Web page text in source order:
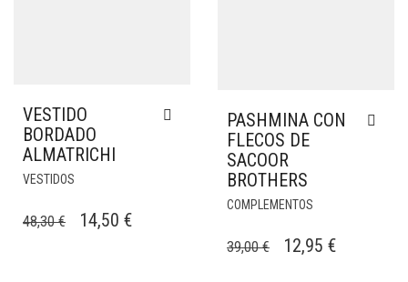
VESTIDO
BORDADO
ALMATRICHI
VESTIDOS
48,30€
EL
14,50 €EL
PASHMINA CON
FLECOS DE
SACOOR
BROTHERS
COMPLEMENTOS
39,00€
EL
12,95 €EL